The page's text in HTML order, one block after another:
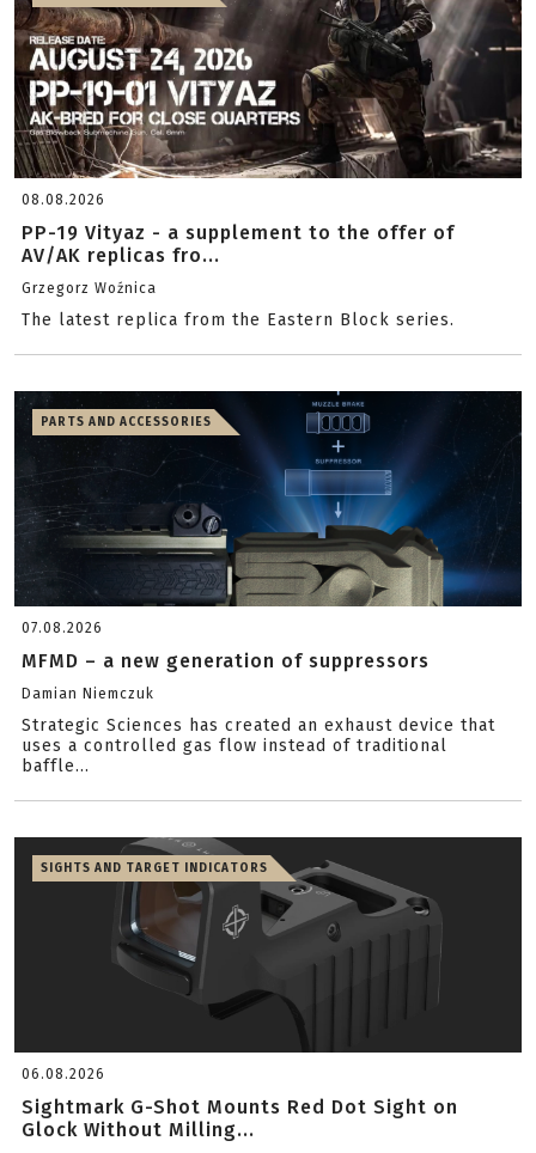
08.08.2026
PP-19 Vityaz - a supplement to the offer of
AV/AK replicas fro...
Grzegorz Woźnica
The latest replica from the Eastern Block series.
PARTS AND ACCESSORIES
07.08.2026
MFMD – a new generation of suppressors
Damian Niemczuk
Strategic Sciences has created an exhaust device that
uses a controlled gas flow instead of traditional
baffle...
SIGHTS AND TARGET INDICATORS
06.08.2026
Sightmark G-Shot Mounts Red Dot Sight on
Glock Without Milling...